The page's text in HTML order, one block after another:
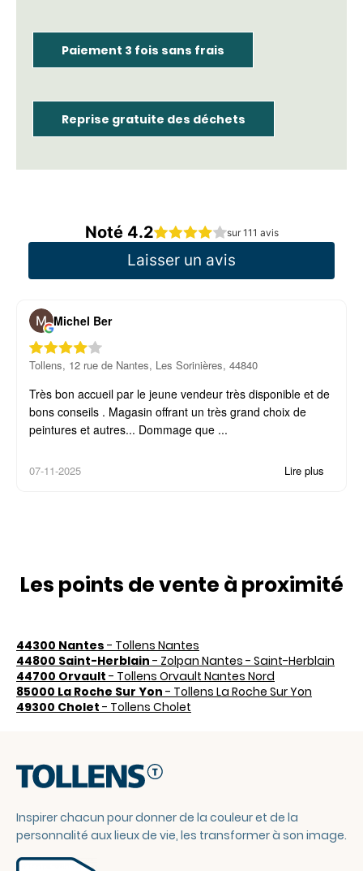
Paiement 3 fois sans frais
Reprise gratuite des déchets
Noté 4.2 sur 111 avis
Laisser un avis
Michel Ber
Tollens, 12 rue de Nantes, Les Sorinières, 44840
Très bon accueil par le jeune vendeur très disponible et de
bons conseils . Magasin offrant un très grand choix de
peintures et autres... Dommage que ...
07-11-2025 Lire plus
Les points de vente à proximité
44300 Nantes - Tollens Nantes
44800 Saint-Herblain - Zolpan Nantes - Saint-Herblain
44700 Orvault - Tollens Orvault Nantes Nord
85000 La Roche Sur Yon - Tollens La Roche Sur Yon
49300 Cholet - Tollens Cholet
Inspirer chacun pour donner de la couleur et de la
personnalité aux lieux de vie, les transformer à son image.